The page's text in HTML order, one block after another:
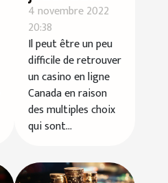
casino en
ligne canada
?
4 novembre 2022
20:38
Il peut être un peu
difficile de retrouver
un casino en ligne
Canada en raison
des multiples choix
qui sont...